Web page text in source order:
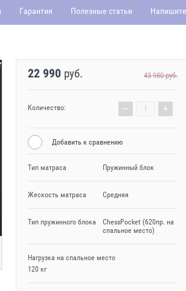
Гарантия Полезные статьи
22 990 руб. 43 980руб.
Количество: − +
Добавить к сравнению
Тип матраса Пружинный блок
Жескость матраса Средняя
Тип пружинного блока
ChessPocket (620пр. на
спальное место)
Нагрузка на спальное место
120 кг